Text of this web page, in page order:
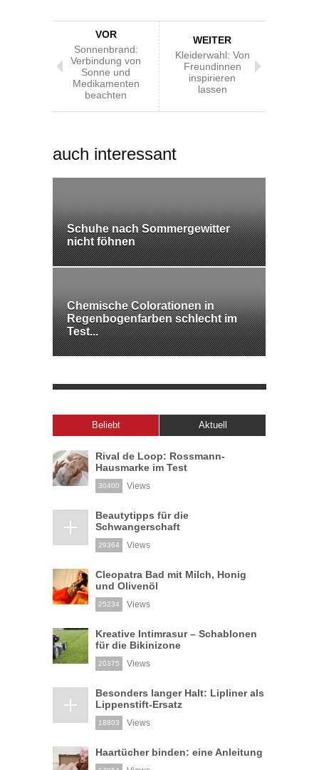
VOR
Sonnenbrand:
Verbindung von
Sonne und
Medikamenten
beachten
WEITER
Kleiderwahl: Von
Freundinnen
inspirieren
lassen
auch interessant
Schuhe nach Sommergewitter
nicht föhnen
Chemische Colorationen in
Regenbogenfarben schlecht im
Test...
Beliebt Aktuell
Rival de Loop: Rossmann-
Hausmarke im Test
30400 Views
Beautytipps für die
Schwangerschaft
29364 Views
Cleopatra Bad mit Milch, Honig
und Olivenöl
25234 Views
Kreative Intimrasur – Schablonen
für die Bikinizone
20375 Views
Besonders langer Halt: Lipliner als
Lippenstift-Ersatz
18803 Views
Haartücher binden: eine Anleitung